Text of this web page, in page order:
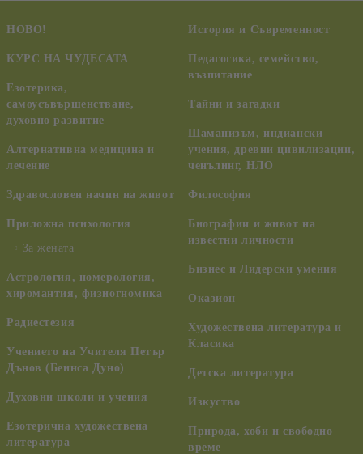
НОВО!
КУРС НА ЧУДЕСАТА
Езотерика,
самоусъвършенстване,
духовно развитие
Алтернативна медицина и
лечение
Здравословен начин на живот
Приложна психология
За жената
Астрология, номерология,
хиромантия, физиогномика
Радиестезия
Учението на Учителя Петър
Дънов (Беинса Дуно)
Духовни школи и учения
Езотерична художествена
литература
История и Съвременност
Педагогика, семейство,
възпитание
Тайни и загадки
Шаманизъм, индиански
учения, древни цивилизации,
ченълинг, НЛО
Философия
Биографии и живот на
известни личности
Бизнес и Лидерски умения
Оказион
Художествена литература и
Класика
Детска литература
Изкуство
Природа, хоби и свободно
време